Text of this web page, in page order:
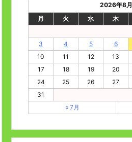
2026年8月
月
火 水 木
3
4 5 6
10
11 12 13
17
18 19 20
24
25 26 27
31
« 7月